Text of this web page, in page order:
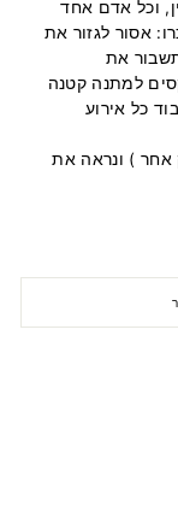
וכל אדם אחד
אסור לגזור את
את
למתנה קטנה
אחר ) ונראה את